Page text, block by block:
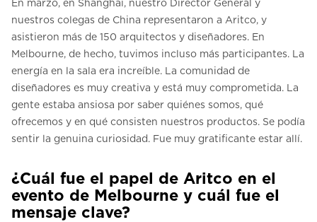
En marzo, en Shanghai, nuestro Director General y
nuestros colegas de China representaron a Aritco, y
asistieron más de 150 arquitectos y diseñadores. En
Melbourne, de hecho, tuvimos incluso más participantes. La
energía en la sala era increíble. La comunidad de
diseñadores es muy creativa y está muy comprometida. La
gente estaba ansiosa por saber quiénes somos, qué
ofrecemos y en qué consisten nuestros productos. Se podía
sentir la genuina curiosidad. Fue muy gratificante estar allí.
¿Cuál fue el papel de Aritco en el
evento de Melbourne y cuál fue el
mensaje clave?